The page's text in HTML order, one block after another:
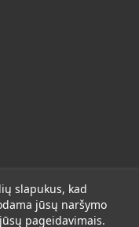
slapukus, kad
jūsų naršymo
pageidavimais.